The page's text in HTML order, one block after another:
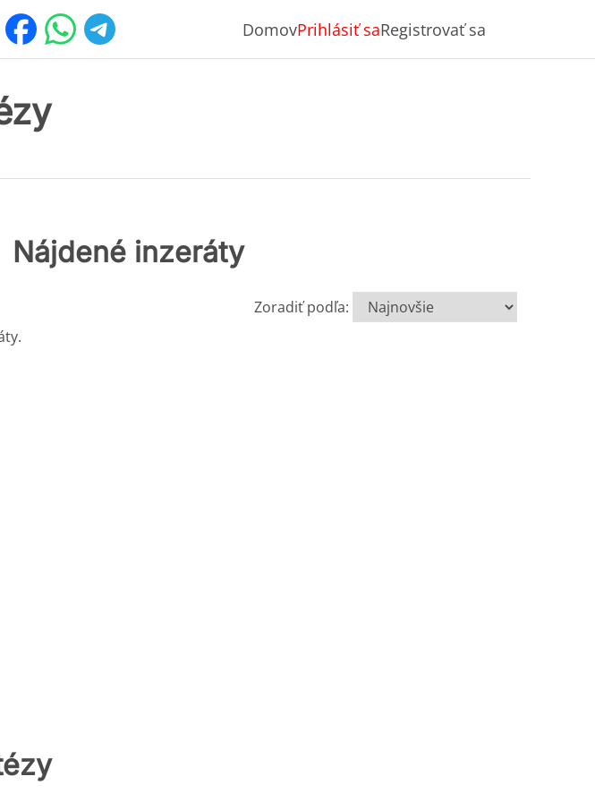
DomovPrihlásiť saRegistrovať sa
Nájdené inzeráty
Zoradiť podľa: